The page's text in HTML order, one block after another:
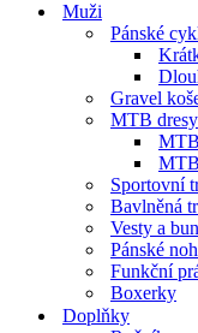
Muži
Pánské
Gravel
MTB dresy
Sportovní
Bavlněná
Vesty a
Pánské
Funkční
Boxerky
Doplňky